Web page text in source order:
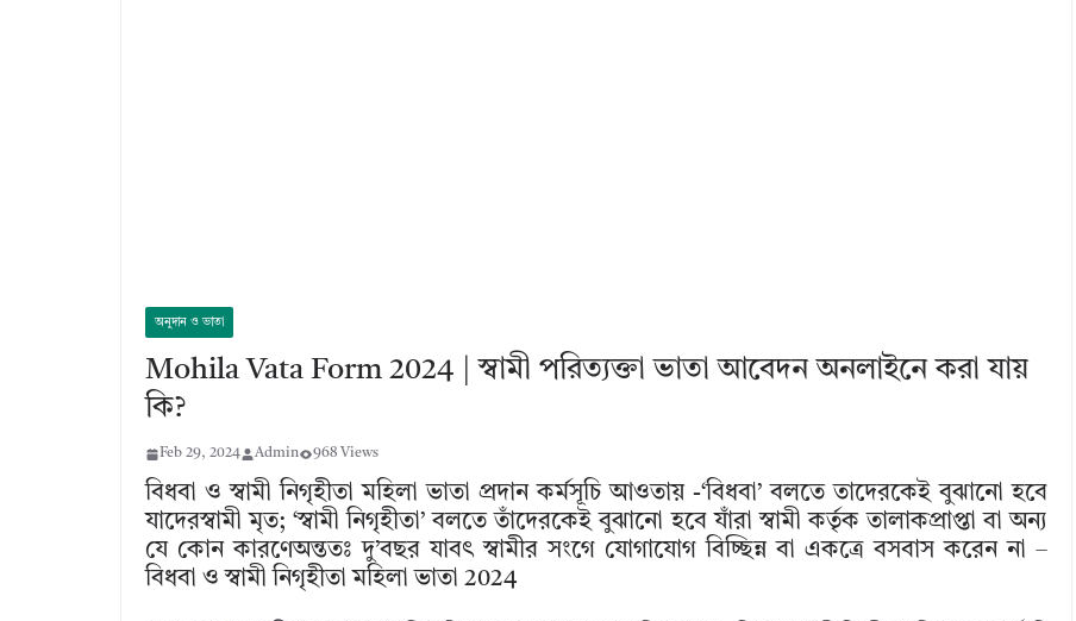
অনুদান ও ভাতা
Mohila Vata Form 2024 | স্বামী পরিত্যক্তা ভাতা আবেদন অনলাইনে করা যায়
কি?
Feb 29, 2024 Admin 968 Views
বিধবা ও স্বামী নিগৃহীতা মহিলা ভাতা প্রদান কর্মসূচি আওতায় -‘বিধবা’ বলতে তাদেরকেই বুঝানো হবে
যাদেরস্বামী মৃত; ‘স্বামী নিগৃহীতা’ বলতে তাঁদেরকেই বুঝানো হবে যাঁরা স্বামী কর্তৃক তালাকপ্রাপ্তা বা অন্য
যে কোন কারণেঅন্ততঃ দু’বছর যাবৎ স্বামীর সংগে যোগাযোগ বিচ্ছিন্ন বা একত্রে বসবাস করেন না –
বিধবা ও স্বামী নিগৃহীতা মহিলা ভাতা 2024